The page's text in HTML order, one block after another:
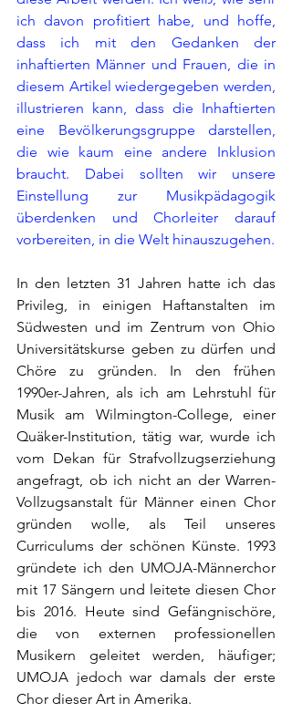
ich davon profitiert habe, und hoffe,
dass ich mit den Gedanken der
inhaftierten Männer und Frauen, die in
diesem Artikel wiedergegeben werden,
illustrieren kann, dass die Inhaftierten
eine Bevölkerungsgruppe darstellen,
die wie kaum eine andere Inklusion
braucht. Dabei sollten wir unsere
Einstellung zur Musikpädagogik
überdenken und Chorleiter darauf
vorbereiten, in die Welt hinauszugehen.
In den letzten 31 Jahren hatte ich das
Privileg, in einigen Haftanstalten im
Südwesten und im Zentrum von Ohio
Universitätskurse geben zu dürfen und
Chöre zu gründen. In den frühen
1990er-Jahren, als ich am Lehrstuhl für
Musik am Wilmington-College, einer
Quäker-Institution, tätig war, wurde ich
vom Dekan für Strafvollzugserziehung
angefragt, ob ich nicht an der Warren-
Vollzugsanstalt für Männer einen Chor
gründen wolle, als Teil unseres
Curriculums der schönen Künste. 1993
gründete ich den UMOJA-Männerchor
mit 17 Sängern und leitete diesen Chor
bis 2016. Heute sind Gefängnischöre,
die von externen professionellen
Musikern geleitet werden, häufiger;
UMOJA jedoch war damals der erste
Chor dieser Art in Amerika.